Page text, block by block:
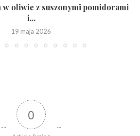
w oliwie z suszonymi pomidorami
i...
19 maja 2026
0